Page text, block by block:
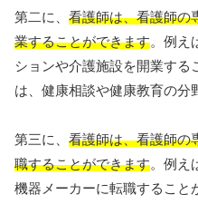
第二に、 看護師は、看護師の
業することができます。例え
ションや介護施設を開業する
は、健康相談や健康教育の分
第三に、 看護師は、看護師の
職することができます。例え
機器メーカーに転職すること